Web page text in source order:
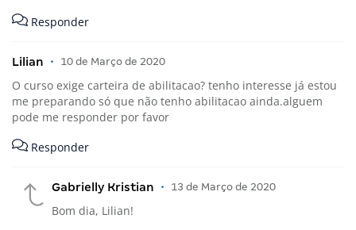
Responder
Lilian • 10 de Março de 2020
O curso exige carteira de abilitacao? tenho interesse já estou
me preparando só que não tenho abilitacao ainda.alguem
pode me responder por favor
Responder
Gabrielly Kristian • 13 de Março de 2020
Bom dia, Lilian!